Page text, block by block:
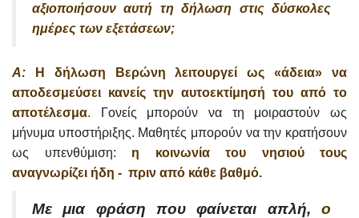
αξιοποιήσουν αυτή τη δήλωση στις δύσκολες
ημέρες των εξετάσεων;
A:
Η δήλωση Βερώνη λειτουργεί ως «άδεια» να
αποδεσμεύσει κανείς την αυτοεκτίμησή του από το
αποτέλεσμα. Γονείς μπορούν να τη μοιραστούν ως
μήνυμα υποστήριξης. Μαθητές μπορούν να την κρατήσουν
ως υπενθύμιση: η κοινωνία του νησιού τους
αναγνωρίζει ήδη - πριν από κάθε βαθμό.
Με μια φράση που φαίνεται απλή, ο